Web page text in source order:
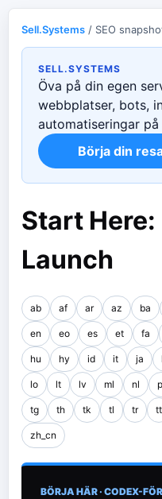
Sell.Systems / SEO
SELL.SYSTEMS
Öva på din egen
webbplatser, bots,
automatiseringar
Börja din
Start
Launch
ab af ar az ba
en eo es et fa
hu hy id it ja
lo lt lv ml nl
tg th tk tl tr tt
zh_cn
BÖRJA HÄR · CODEX-